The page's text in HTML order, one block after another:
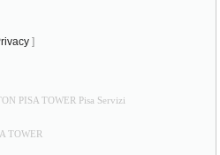
]
PISA TOWER Pisa Servizi
TOWER